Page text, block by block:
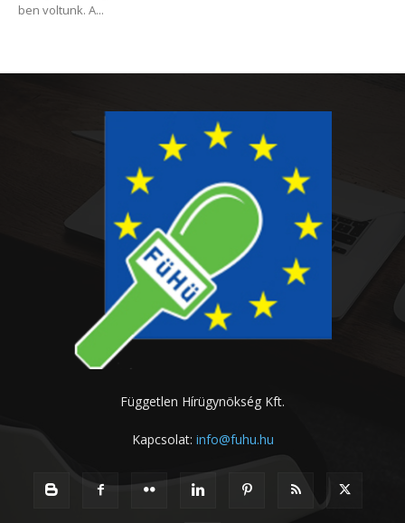
ben voltunk. A...
Független Hírügynökség Kft.
Kapcsolat: info@fuhu.hu